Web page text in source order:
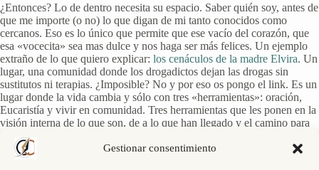
Gestionar consentimiento
¿Entonces? Lo de dentro necesita su espacio. Saber quién soy, antes de
que me importe (o no) lo que digan de mi tanto conocidos como
cercanos. Eso es lo único que permite que ese vacío del corazón, que
esa «vocecita» sea mas dulce y nos haga ser más felices. Un ejemplo
extraño de lo que quiero explicar: los cenáculos de la madre Elvira. Un
lugar, una comunidad donde los drogadictos dejan las drogas sin
sustitutos ni terapias. ¿Imposible? No y por eso os pongo el link. Es un
lugar donde la vida cambia y sólo con tres «herramientas»: oración,
Eucaristía y vivir en comunidad. Tres herramientas que les ponen en la
visión interna de lo que son, de a lo que han llegado y el camino para
ser lo que ellos son de verdad, sin aditivos ni cosas extrañas.
¿Funciona? Parece que sí. ¿Por qué no los conocen más gente? Porque
no buscan la admiración de los demás, sino que intentan aceptar a los